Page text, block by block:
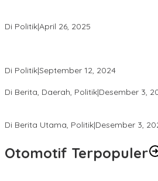
Di Politik|April 26, 2025
Di Politik|September 12, 2024
Di Berita, Daerah, Politik|Desember 3,
Di Berita Utama, Politik|Desember 3,
Otomotif Terpopuler